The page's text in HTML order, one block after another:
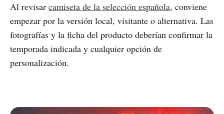
Al revisar camiseta de la selección española, conviene
empezar por la versión local, visitante o alternativa. Las
fotografías y la ficha del producto deberían confirmar la
temporada indicada y cualquier opción de
personalización.